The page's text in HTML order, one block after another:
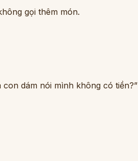
gọi thêm món.
dám nói mình không có tiền?”